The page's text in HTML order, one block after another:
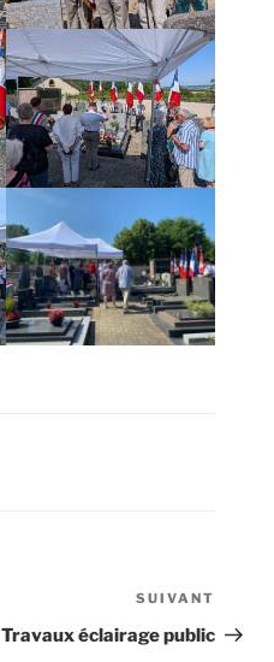
suivant
SUIVANT
Travaux éclairage public